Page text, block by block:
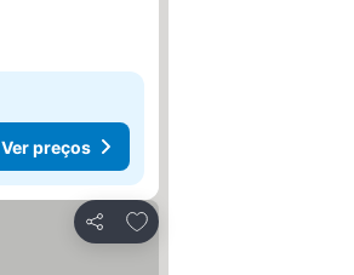
Ver preços
Partilhar
Adicionar aos favoritos